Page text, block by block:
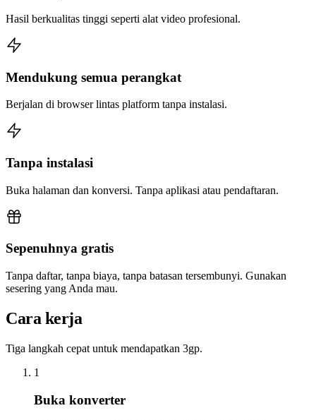
Hasil berkualitas tinggi seperti alat video profesional.
Mendukung semua perangkat
Berjalan di browser lintas platform tanpa instalasi.
Tanpa instalasi
Buka halaman dan konversi. Tanpa aplikasi atau pendaftaran.
Sepenuhnya gratis
Tanpa daftar, tanpa biaya, tanpa batasan tersembunyi. Gunakan
sesering yang Anda mau.
Cara kerja
Tiga langkah cepat untuk mendapatkan 3gp.
1
Buka konverter